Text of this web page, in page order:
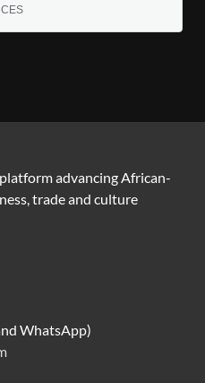
advancing African-
trade and culture
WhatsApp)